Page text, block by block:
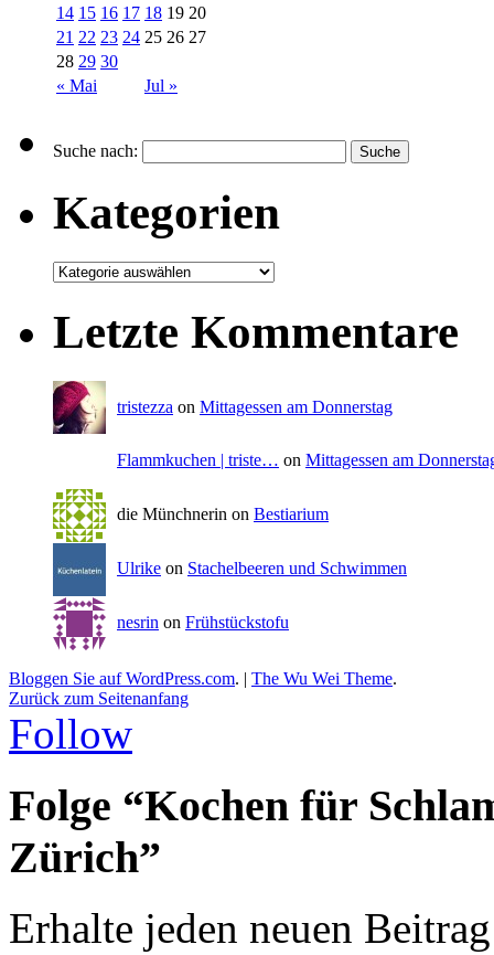
« Mai Jul »
14 15 16 17 18 19 20
21 22 23 24 25 26 27
28 29 30
Suche nach:
Kategorien
Letzte Kommentare
tristezza on Mittagessen am Donnerstag
Flammkuchen | triste… on Mittagessen am
die Münchnerin on Bestiarium
Ulrike on Stachelbeeren und Schwimmen
nesrin on Frühstückstofu
Bloggen Sie auf WordPress.com. | The Wu Wei Theme.
Zurück zum Seitenanfang
Follow
Folge “Kochen für
Zürich”
Erhalte jeden neuen